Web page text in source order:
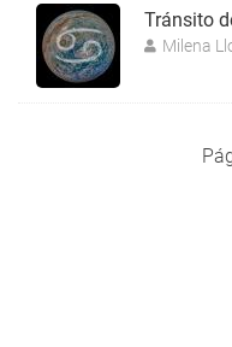
Tránsito
Milena